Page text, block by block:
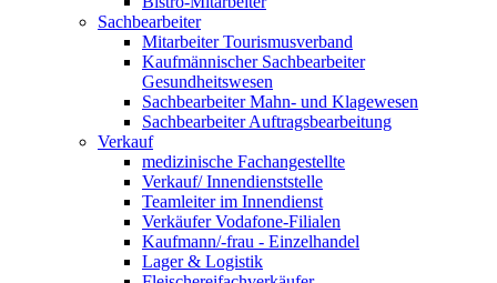
Sachbearbeiter
Mitarbeiter Tourismusverband
Kaufmännischer Sachbearbeiter
Gesundheitswesen
Sachbearbeiter Mahn- und Klagewesen
Sachbearbeiter Auftragsbearbeitung
Verkauf
medizinische Fachangestellte
Verkauf/ Innendienststelle
Teamleiter im Innendienst
Verkäufer Vodafone-Filialen
Kaufmann/-frau - Einzelhandel
Lager & Logistik